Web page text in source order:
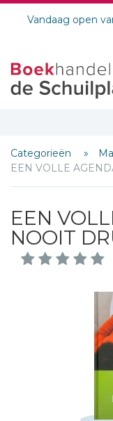
Vandaag open
Categorieën
EEN VOLLE
EEN
NOOIT
Schrijf hieronder je